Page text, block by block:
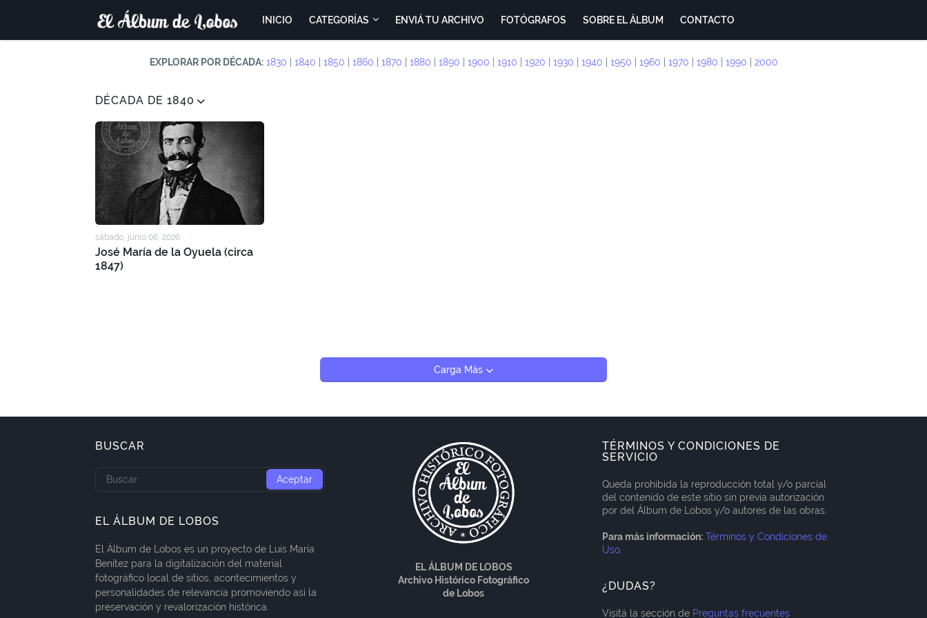
INICIO CATEGORÍAS ENVIÁ TU ARCHIVO FOTÓGRAFOS SOBRE EL ÁLBUM CONTACTO
EXPLORAR POR DÉCADA: 1830 1840 1850 1860 1870 1880 1890 1900 1910 1920 1930 1940 1950 1960 1970 1980 1990 2000
DÉCADA DE 1840
sábado, junio 06, 2026
José María de la Oyuela (circa
1847)
Carga Más
BUSCAR
EL ÁLBUM DE LOBOS
El Álbum de Lobos es un proyecto de Luis María
Benítez para la digitalización del material
fotográfico local de sitios, acontecimientos y
personalidades de relevancia promoviendo así la
preservación y revalorización histórica.
EL ÁLBUM DE LOBOS
Archivo Histórico Fotográfico
de Lobos
TÉRMINOS Y CONDICIONES DE
SERVICIO
Queda prohibida la reproducción total y/o parcial
del contenido de este sitio sin previa autorización
por del Álbum de Lobos y/o autores de las obras.
Para más información: Términos y Condiciones de
Uso
¿DUDAS?
Visitá la sección de Preguntas frecuentes